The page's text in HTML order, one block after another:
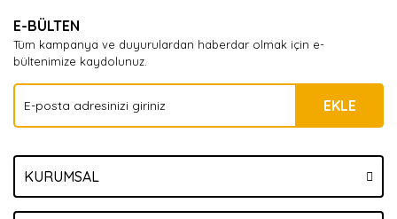
E-BÜLTEN
Tüm kampanya ve duyurulardan haberdar olmak için e-
bültenimize kaydolunuz.
EKLE
KURUMSAL